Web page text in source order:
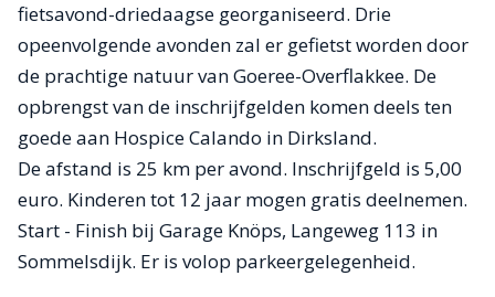
fietsavond-driedaagse georganiseerd. Drie
opeenvolgende avonden zal er gefietst worden door
de prachtige natuur van Goeree-Overflakkee. De
opbrengst van de inschrijfgelden komen deels ten
goede aan Hospice Calando in Dirksland.
De afstand is 25 km per avond. Inschrijfgeld is 5,00
euro. Kinderen tot 12 jaar mogen gratis deelnemen.
Start - Finish bij Garage Knöps, Langeweg 113 in
Sommelsdijk. Er is volop parkeergelegenheid.